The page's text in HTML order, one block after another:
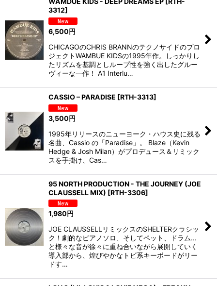
3312]
6,500円
CHICAGOのCHRIS BRANNのテクノサイドのプロ
ジェクトWAMBUE KIDSの1995年作。しっかりし
たリズムを基調としループ性を強く出したグルー
ヴィーな一作！ A1 Interlu…
CASSIO – PARADISE [RTH-3313]
3,500円
1995年リリースのニューヨーク・ハウス史に残る
名曲、Cassio の「Paradise」。 Blaze（Kevin
Hedge & Josh Milan）がプロデュース＆リミック
スを手掛け、Cas…
95 NORTH PRODUCTION - THE JOURNEY (JOE
CLAUSSELL MIX) [RTH-3306]
1,980 円
JOE CLAUSSELLリミックスのSHELTERクラシッ
ク！劇的なピアノソロ、そしてペット、ドラム...
と様々な音が徐々に重ね合いながら展開していく
導入部から、煌びやかなトビ系キーボードがリー
ドす…